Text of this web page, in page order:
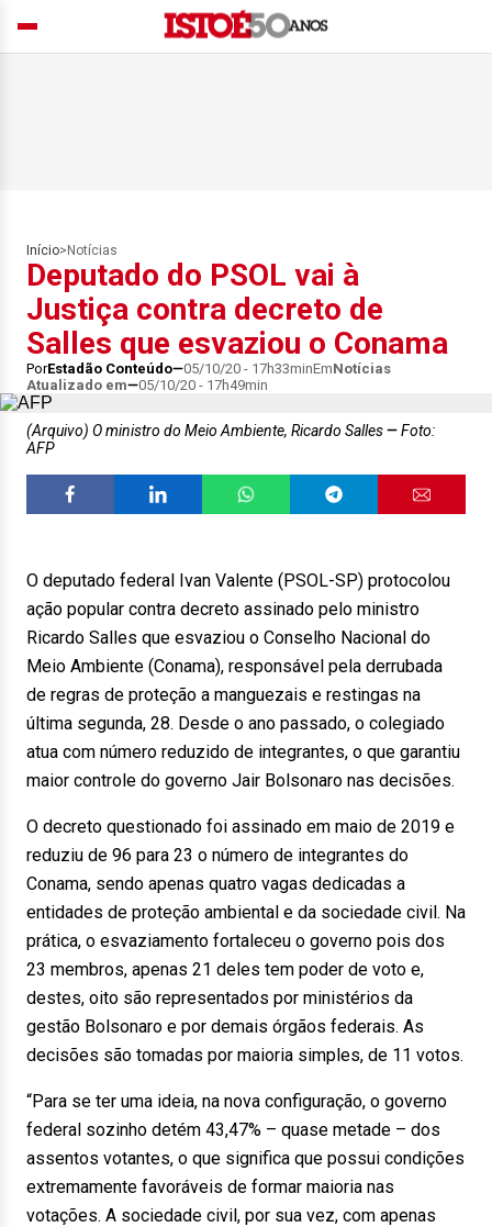
Início> Notícias
Deputado do PSOL vai à
Justiça contra decreto de
Salles que esvaziou o Conama
PorEstadão Conteúdo 05/10/20 - 17h33minEmNotícias
Atualizado em
05/10/20 - 17h49min
(Arquivo) O ministro do Meio Ambiente, Ricardo Salles
Foto:
AFP
O deputado federal Ivan Valente (PSOL-SP) protocolou
ação popular contra decreto assinado pelo ministro
Ricardo Salles que esvaziou o Conselho Nacional do
Meio Ambiente (Conama), responsável pela derrubada
de regras de proteção a manguezais e restingas na
última segunda, 28. Desde o ano passado, o colegiado
atua com número reduzido de integrantes, o que garantiu
maior controle do governo Jair Bolsonaro nas decisões.
O decreto questionado foi assinado em maio de 2019 e
reduziu de 96 para 23 o número de integrantes do
Conama, sendo apenas quatro vagas dedicadas a
entidades de proteção ambiental e da sociedade civil. Na
prática, o esvaziamento fortaleceu o governo pois dos
23 membros, apenas 21 deles tem poder de voto e,
destes, oito são representados por ministérios da
gestão Bolsonaro e por demais órgãos federais. As
decisões são tomadas por maioria simples, de 11 votos.
“Para se ter uma ideia, na nova configuração, o governo
federal sozinho detém 43,47% – quase metade – dos
assentos votantes, o que significa que possui condições
extremamente favoráveis de formar maioria nas
votações. A sociedade civil, por sua vez, com apenas